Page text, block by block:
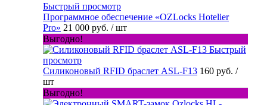
Быстрый просмотр
Программное обеспечение «OZLocks Hotelier
Pro» 21 000 руб. / шт
Выгодно!
Быстрый
просмотр
Силиконовый RFID браслет ASL-F13 160 руб. /
шт
Выгодно!